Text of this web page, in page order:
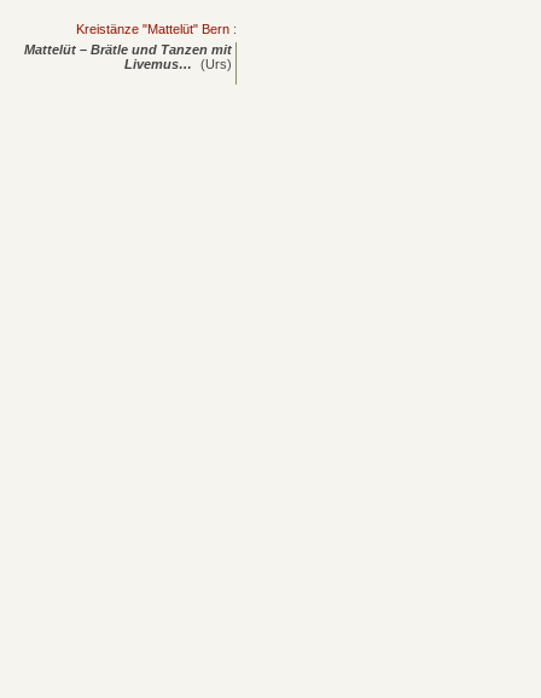
Kreistänze "Mattelüt" Bern :
Mattelüt – Brätle und Tanzen mit
Livemus…
(Urs)